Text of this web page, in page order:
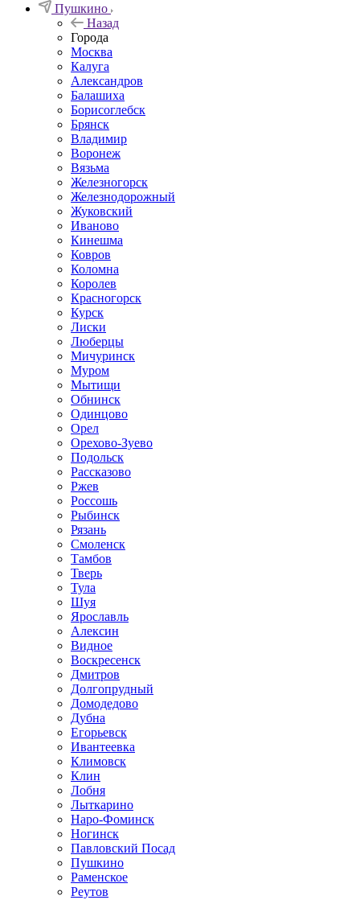
Пушкино
Назад
Города
Москва
Калуга
Александров
Балашиха
Борисоглебск
Брянск
Владимир
Воронеж
Вязьма
Железногорск
Железнодорожный
Жуковский
Иваново
Кинешма
Ковров
Коломна
Королев
Красногорск
Курск
Лиски
Люберцы
Мичуринск
Муром
Мытищи
Обнинск
Одинцово
Орел
Орехово-Зуево
Подольск
Рассказово
Ржев
Россошь
Рыбинск
Рязань
Смоленск
Тамбов
Тверь
Тула
Шуя
Ярославль
Алексин
Видное
Воскресенск
Дмитров
Долгопрудный
Домодедово
Дубна
Егорьевск
Ивантеевка
Климовск
Клин
Лобня
Лыткарино
Наро-Фоминск
Ногинск
Павловский Посад
Пушкино
Раменское
Реутов